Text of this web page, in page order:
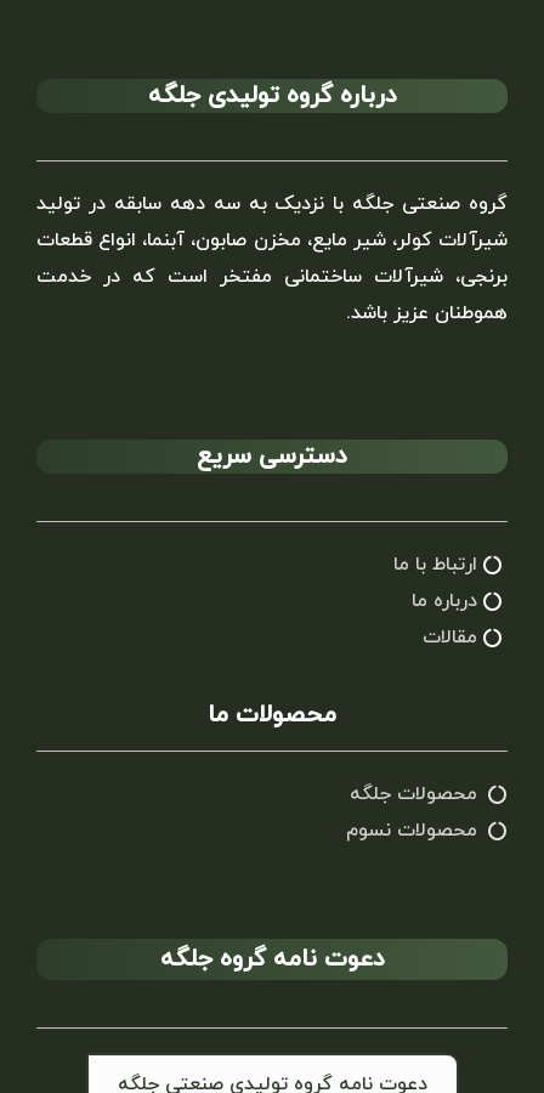
درباره گروه تولیدی جلگه
گروه صنعتی جلگه با نزدیک به سه دهه سابقه در تولید
شیرآلات کولر، شیر مایع، مخزن صابون، آبنما، انواع قطعات
برنجی، شیرآلات ساختمانی مفتخر است که در خدمت
هموطنان عزیز باشد.
دسترسی سریع
ارتباط با ما
درباره ما
مقالات
محصولات ما
محصولات جلگه
محصولات نسوم
دعوت نامه گروه جلگه
دعوت نامه گروه تولیدی صنعتی جلگه